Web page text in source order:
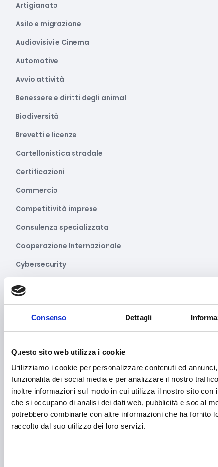
Consenso Dettagli
Questo sito web utilizza i cookie
Utilizziamo i cookie per personalizzare contenuti ed
funzionalità dei social media e per analizzare il nostro
inoltre informazioni sul modo in cui utilizza il nostro sito con
che si occupano di analisi dei dati web, pubblicità e social
potrebbero combinarle con altre informazioni che ha fornito
raccolto dal suo utilizzo dei loro servizi.
Artigianato
Asilo e migrazione
Audiovisivi e Cinema
Automotive
Avvio attività
Benessere e diritti degli animali
Biodiversità
Brevetti e licenze
Cartellonistica stradale
Certificazioni
Commercio
Competitività imprese
Consulenza specializzata
Cooperazione Internazionale
Cybersecurity
Danza
Distretti del Commercio
Economia circolare
Edilizia
Editoria e informazione
Educazione e istruzione
Emittenti radiofoniche
Energie Rinnovabili